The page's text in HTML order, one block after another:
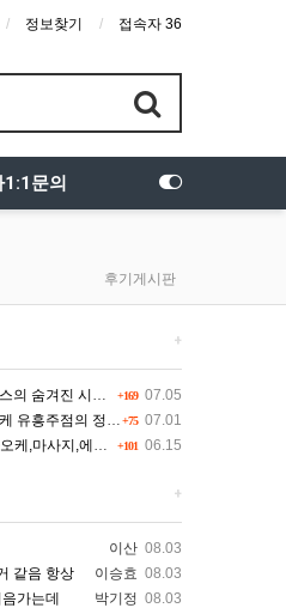
정보찾기 접속자 36
1:1문의
후기게시판
+
+169 07.05
다채로운 인력 풀의 진실
+75 07.01
정석을 찾고 있다면 여기
+101 06.15
럽) 유흥별 가격 및 후기공유
+
이산 08.03
이승효 08.03
같음 항상
박기정 08.03
가는데